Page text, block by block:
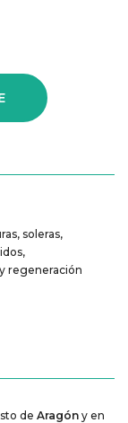
soleras,
regeneración
de Aragón y en